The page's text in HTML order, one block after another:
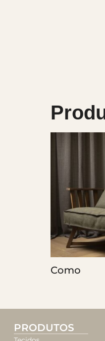
Como
PRODUTOS